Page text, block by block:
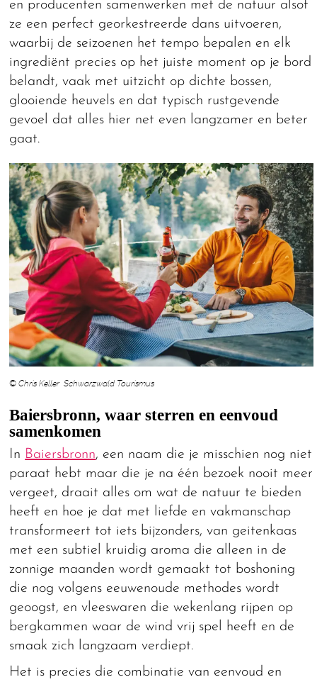
en producenten samenwerken met de natuur alsof
ze een perfect georkestreerde dans uitvoeren,
waarbij de seizoenen het tempo bepalen en elk
ingrediënt precies op het juiste moment op je bord
belandt, vaak met uitzicht op dichte bossen,
glooiende heuvels en dat typisch rustgevende
gevoel dat alles hier net even langzamer en beter
gaat.
© Chris Keller Schwarzwald Tourismus
Baiersbronn, waar sterren en eenvoud
samenkomen
In Baiersbronn, een naam die je misschien nog niet
paraat hebt maar die je na één bezoek nooit meer
vergeet, draait alles om wat de natuur te bieden
heeft en hoe je dat met liefde en vakmanschap
transformeert tot iets bijzonders, van geitenkaas
met een subtiel kruidig aroma die alleen in de
zonnige maanden wordt gemaakt tot boshoning
die nog volgens eeuwenoude methodes wordt
geoogst, en vleeswaren die wekenlang rijpen op
bergkammen waar de wind vrij spel heeft en de
smaak zich langzaam verdiept.
Het is precies die combinatie van eenvoud en